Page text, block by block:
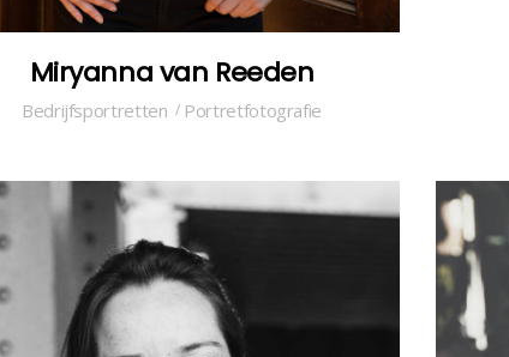
Miryanna van Reeden
Bedrijfsportretten Portretfotografie